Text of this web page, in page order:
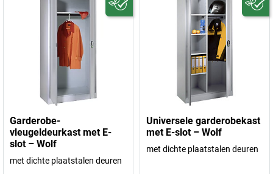
Garderobe-
vleugeldeurkast met E-
slot – Wolf
met dichte plaatstalen deuren
Universele garderobekast
met E-slot – Wolf
met dichte plaatstalen deuren